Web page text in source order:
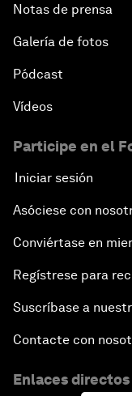
Notas de prensa
Galería de fotos
Pódcast
Vídeos
Participe en el
Iniciar sesión
Asóciese con
Conviértase en
Regístrese para
Suscríbase a
Contacte con
Enlaces directos